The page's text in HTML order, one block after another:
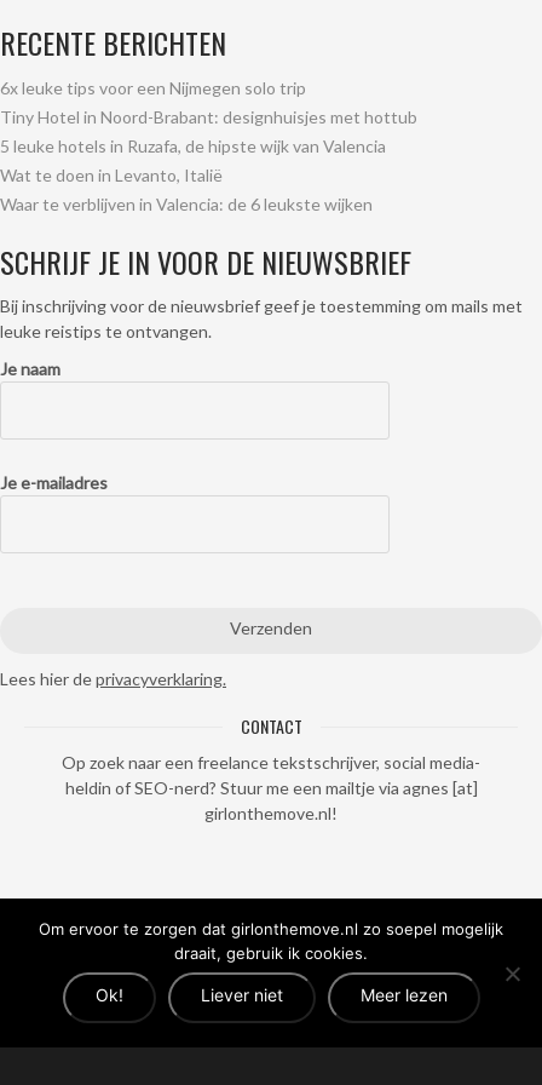
RECENTE BERICHTEN
6x leuke tips voor een Nijmegen solo trip
Tiny Hotel in Noord-Brabant: designhuisjes met hottub
5 leuke hotels in Ruzafa, de hipste wijk van Valencia
Wat te doen in Levanto, Italië
Waar te verblijven in Valencia: de 6 leukste wijken
SCHRIJF JE IN VOOR DE NIEUWSBRIEF
Bij inschrijving voor de nieuwsbrief geef je toestemming om mails met
leuke reistips te ontvangen.
Je naam
Je e-mailadres
Lees hier deprivacyverklaring.
CONTACT
Op zoek naar een freelance tekstschrijver, social media-
heldin of SEO-nerd? Stuur me een mailtje via agnes [at]
girlonthemove.nl!
Om ervoor te zorgen dat girlonthemove.nl zo soepel mogelijk
draait, gebruik ik cookies.
Ok! Liever niet Meer lezen